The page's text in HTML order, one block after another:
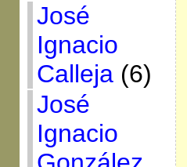
José
Ignacio
Calleja(6)
José
Ignacio